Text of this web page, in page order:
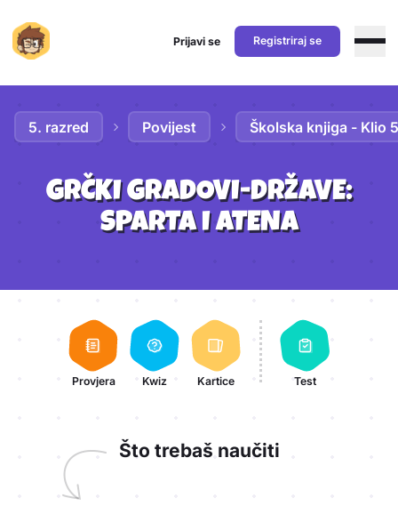
Prijavi se Registriraj se
5. razred Povijest Školska knjiga - Klio 5
GRČKI GRADOVI-DRŽAVE:
SPARTA I ATENA
Aktivnosti lekcije
Provjera Kwiz Kartice Test
Što trebaš naučiti